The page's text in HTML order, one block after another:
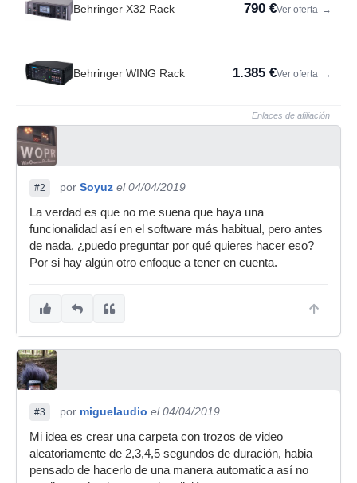
Behringer X32 Rack 790 €Ver oferta →
Behringer WING Rack 1.385 €Ver oferta →
Enlaces de afiliación
#2 por Soyuz el 04/04/2019
La verdad es que no me suena que haya una
funcionalidad así en el software más habitual, pero antes
de nada, ¿puedo preguntar por qué quieres hacer eso?
Por si hay algún otro enfoque a tener en cuenta.
#3 por miguelaudio el 04/04/2019
Mi idea es crear una carpeta con trozos de video
aleatoriamente de 2,3,4,5 segundos de duración, habia
pensado de hacerlo de una manera automatica así no